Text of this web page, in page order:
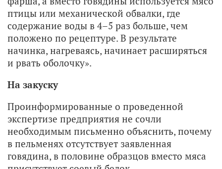
птицы или механической обвалки, где
содержание воды в 4–5 раз больше, чем
положено по рецептуре. В результате
начинка, нагреваясь, начинает расширяться
и рвать оболочку».
На закуску
Проинформированные о проведенной
экспертизе предприятия не сочли
необходимым письменно объяснить, почему
в пельменях отсутствует заявленная
говядина, в половине образцов вместо мяса